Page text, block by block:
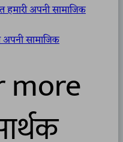
हमारी अपनी सामाजिक
अपनी सामाजिक
more